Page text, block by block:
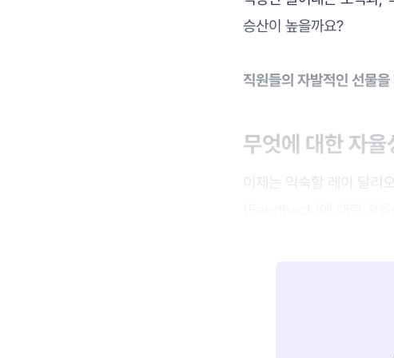
승산이 높을까요?
직원들의 자발적인 선물
무엇에 대한 자율
이제는 익숙할 레이 달리